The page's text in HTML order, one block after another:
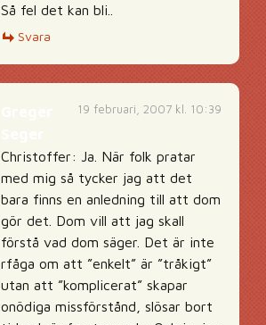
Så fel det kan bli..
Svara
19 februari, 2007 kl. 10:39
Christoffer: Ja. När folk pratar
med mig så tycker jag att det
bara finns en anledning till att dom
gör det. Dom vill att jag skall
förstå vad dom säger. Det är inte
rfåga om att ”enkelt” är ”tråkigt”
utan att ”komplicerat” skapar
onödiga missförstånd, slösar bort